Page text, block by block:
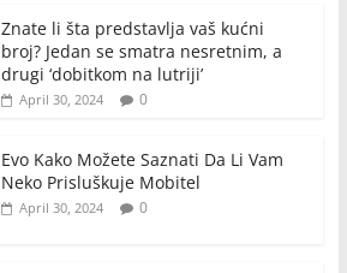
Znate li šta predstavlja vaš kućni
broj? Jedan se smatra nesretnim, a
drugi ‘dobitkom na lutriji’
April 30, 2024 0
Evo Kako Možete Saznati Da Li Vam
Neko Prisluškuje Mobitel
April 30, 2024 0